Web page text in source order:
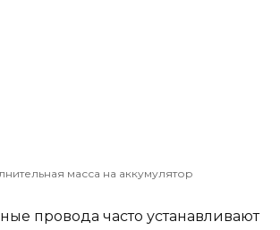
масса на аккумулятор
провода часто устанавливают